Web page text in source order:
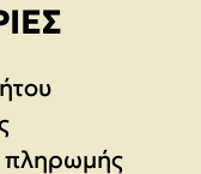
πληρωμής